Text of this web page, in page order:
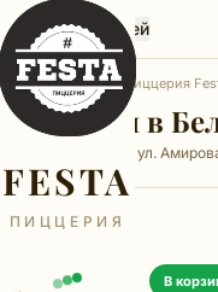
FESTA
ПИЦЦЕРИЯ
Феста, Белебей
ГлавнаяБелебей Пиццерия
Десерты в
Пиццерия Festa, ул.
Медовик, 100
195 ₽ В